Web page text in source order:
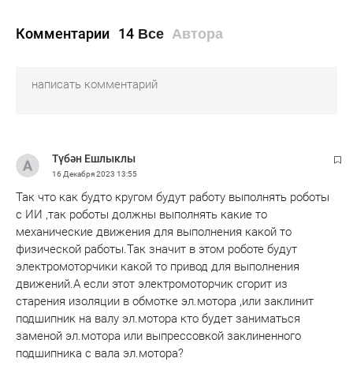
Комментарии 14 Все Автора
Түбән Ешлыклы
16 Декабря 2023 13:55
Так что как будто кругом будут работу выполнять роботы
с ИИ ,так роботы должны выполнять какие то
механические движения для выполнения какой то
физической работы.Так значит в этом роботе будут
электромоторчики какой то привод для выполнения
движений.А если этот электромоторчик сгорит из
старения изоляции в обмотке эл.мотора ,или заклинит
подшипник на валу эл.мотора кто будет заниматься
заменой эл.мотора или выпрессовкой заклиненного
подшипника с вала эл.мотора?